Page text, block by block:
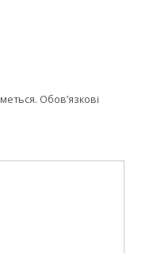
Обов’язкові